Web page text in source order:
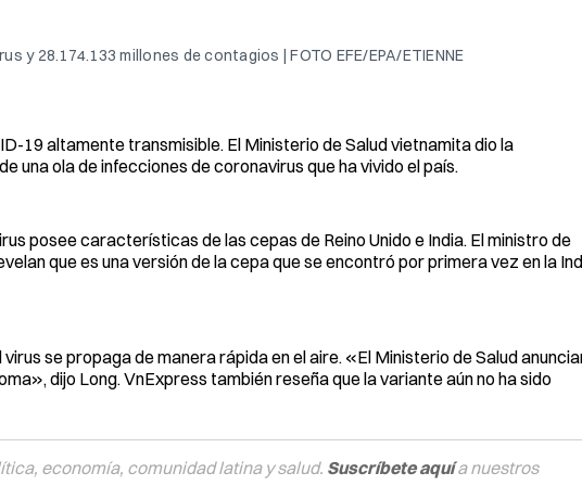
y 28.174.133 millones de contagios | FOTO EFE/EPA/ETIENNE
19 altamente transmisible. El Ministerio de Salud vietnamita dio la
una ola de infecciones de coronavirus que ha vivido el país.
posee características de las cepas de Reino Unido e India. El ministro de
que es una versión de la cepa que se encontró por primera vez en la
se propaga de manera rápida en el aire. «El Ministerio de Salud
dijo Long. VnExpress también reseña que la variante aún no ha sido
economía, comunidad latina y salud. Suscríbete aquía nuestros